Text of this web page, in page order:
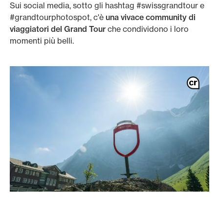
Sui social media, sotto gli hashtag #swissgrandtour e
#grandtourphotospot, c'è una vivace community di
viaggiatori del Grand Tour che condividono i loro
momenti più belli.